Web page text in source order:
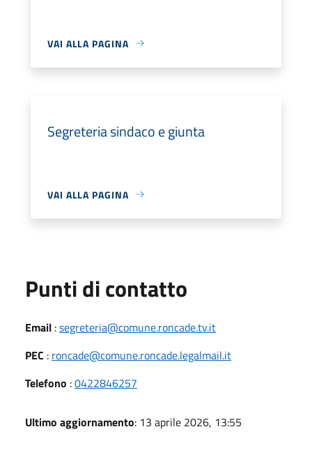
VAI ALLA PAGINA
Segreteria sindaco e giunta
VAI ALLA PAGINA
Punti di contatto
Email :segreteria@comune.roncade.tv.it
PEC : roncade@comune.roncade.legalmail.it
Telefono :0422846257
Ultimo aggiornamento: 13 aprile 2026, 13:55